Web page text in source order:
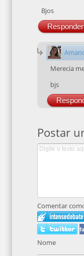
Bjos
Responder
Merecia
bjs
Postar
Comentar
Nome